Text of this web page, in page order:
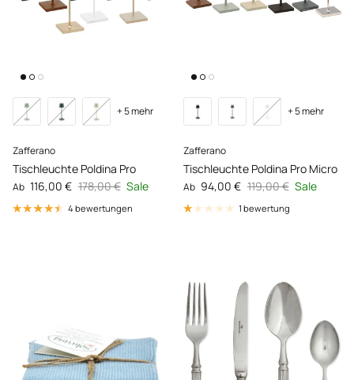
Zafferano
Tischleuchte Poldina Pro
Verkaufspreis
Ab 116,00 € Normaler Preis
178,00 € Sale
+ 5 mehr
4 bewertungen
Zafferano
Tischleuchte Poldina Pro Micro
Verkaufspreis
Ab 94,00 € Normaler Preis
119,00 € Sale
+ 5 mehr
1 bewertung